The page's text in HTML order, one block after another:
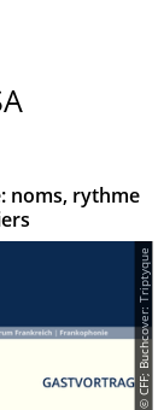
noms, rythme
© CFF; Buchcover: Triptyque